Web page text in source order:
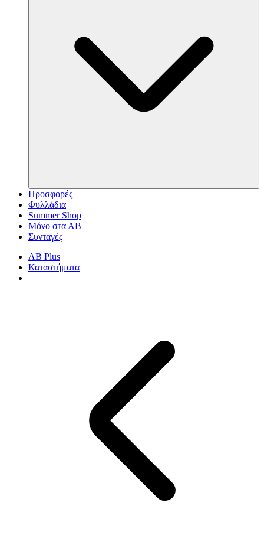
Προσφορές
Φυλλάδια
Summer Shop
Μόνο στα ΑΒ
Συνταγές
AB Plus
Καταστήματα